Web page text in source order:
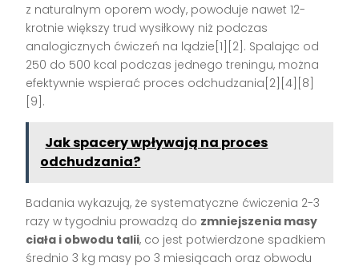
z naturalnym oporem wody, powoduje nawet 12-
krotnie większy trud wysiłkowy niż podczas
analogicznych ćwiczeń na lądzie[1][2]. Spalając od
250 do 500 kcal podczas jednego treningu, można
efektywnie wspierać proces odchudzania[2][4][8]
[9].
Jak spacery wpływają na proces
odchudzania?
Badania wykazują, że systematyczne ćwiczenia 2-3
razy w tygodniu prowadzą do zmniejszenia masy
ciała i obwodu talii, co jest potwierdzone spadkiem
średnio 3 kg masy po 3 miesiącach oraz obwodu